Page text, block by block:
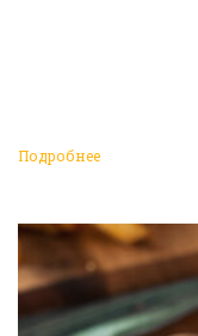
Подробнее